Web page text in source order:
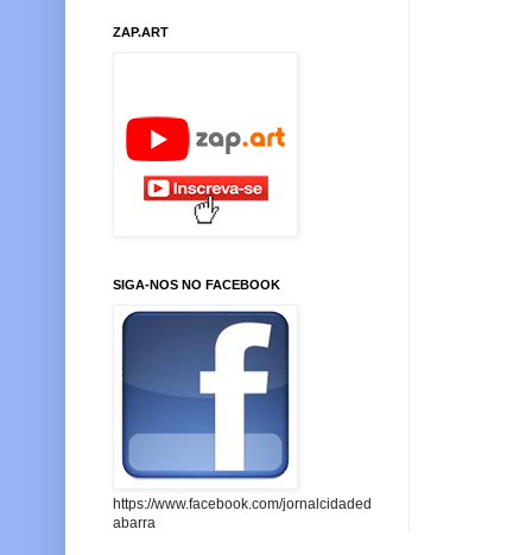
ZAP.ART
SIGA-NOS NO FACEBOOK
https://www.facebook.com/jornalcidaded
abarra